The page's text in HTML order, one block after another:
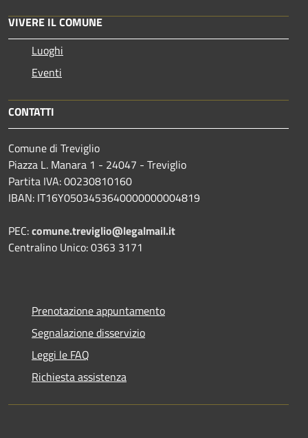
VIVERE IL COMUNE
Luoghi
Eventi
CONTATTI
Comune di Treviglio
Piazza L. Manara 1 - 24047 - Treviglio
Partita IVA: 00230810160
IBAN: IT16Y0503453640000000004819
PEC:comune.treviglio@legalmail.it
Centralino Unico: 0363 3171
Prenotazione appuntamento
Segnalazione disservizio
Leggi le FAQ
Richiesta assistenza